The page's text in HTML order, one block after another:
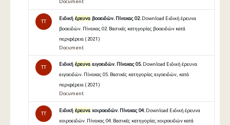
Document
TT
Ειδική έρευνα βοοειδών. Πίνακας 02. Download Ειδική έρευνα
βοοειδών. Πίνακας 02. Βασικές κατηγορίες βοοειδών κατά
περιφέρεια ( 2021 )
Document
TT
Ειδική έρευνα αιγοειδών. Πίνακας 05. Download Ειδική έρευνα
αιγοειδών. Πίνακας 05. Βασικές κατηγορίες αιγοειδών, κατά
περιφέρεια ( 2021 )
Document
TT
Ειδική έρευνα χοιροειδών. Πίνακας 04. Download Ειδική έρευνα
χοιροειδών. Πίνακας 04. Βασικές κατηγορίες χοιροειδών κατά